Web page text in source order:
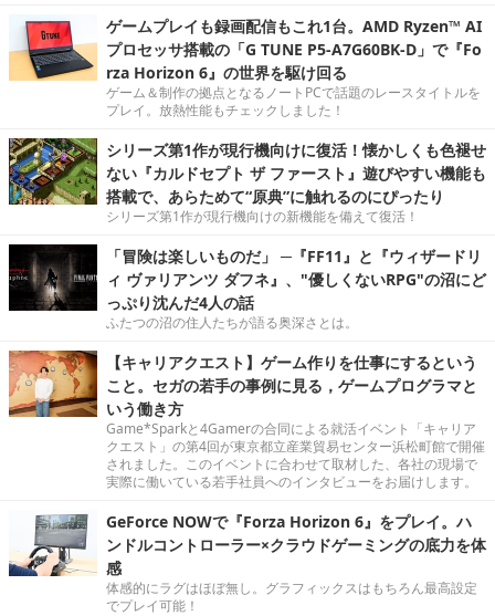
ゲームプレイも録画配信もこれ1台。AMD Ryzen™ AI
プロセッサ搭載の「G TUNE P5-A7G60BK-D」で『Fo
rza Horizon 6』の世界を駆け回る
ゲーム＆制作の拠点となるノートPCで話題のレースタイトルを
プレイ。放熱性能もチェックしました！
シリーズ第1作が現行機向けに復活！懐かしくも色褪せ
ない『カルドセプト ザ ファースト』遊びやすい機能も
搭載で、あらためて“原典”に触れるのにぴったり
シリーズ第1作が現行機向けの新機能を備えて復活！
「冒険は楽しいものだ」 ─『FF11』と『ウィザードリ
ィ ヴァリアンツ ダフネ』、"優しくないRPG"の沼にど
っぷり沈んだ4人の話
ふたつの沼の住人たちが語る奥深さとは。
【キャリアクエスト】ゲーム作りを仕事にするという
こと。セガの若手の事例に見る，ゲームプログラマと
いう働き方
Game*Sparkと4Gamerの合同による就活イベント「キャリア
クエスト」の第4回が東京都立産業貿易センター浜松町館で開催
されました。このイベントに合わせて取材した、各社の現場で
実際に働いている若手社員へのインタビューをお届けします。
GeForce NOWで『Forza Horizon 6』をプレイ。ハ
ンドルコントローラー×クラウドゲーミングの底力を体
感
体感的にラグはほぼ無し。グラフィックスはもちろん最高設定
でプレイ可能！